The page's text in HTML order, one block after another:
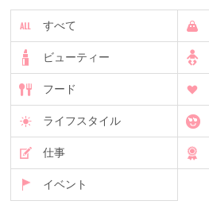
すべて
ビューティー
フード
ライフスタイル
仕事
イベント